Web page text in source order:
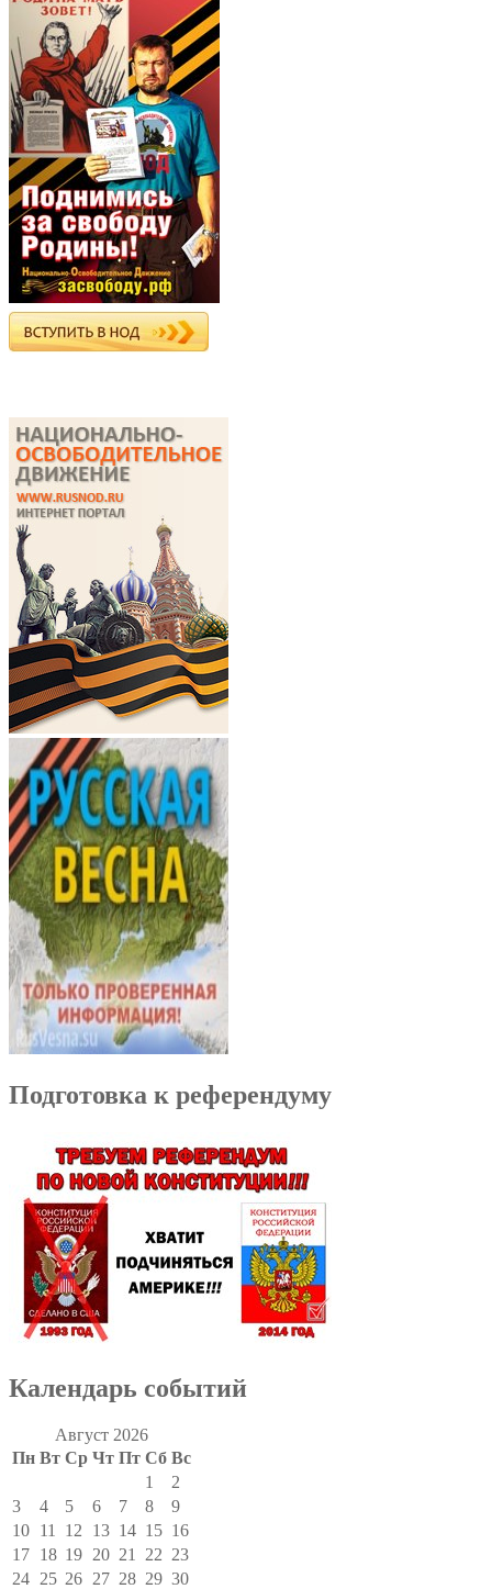
Подготовка к референдуму
Календарь событий
Август 2026
Пн Вт Ср Чт Пт Сб Вс
1
2
3
4 5 6 7 8
9
10 11 12 13 14 15 16
17 18 19 20 21 22 23
24 25 26 27 28 29 30